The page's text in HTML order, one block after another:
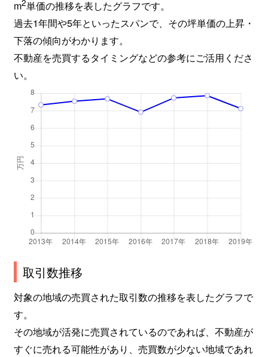
m2単価の推移を表したグラフです。
過去1年間や5年といったスパンで、その坪単価の上昇・
下落の傾向がわかります。
不動産を売買するタイミングなどの参考にご活用くださ
い。
取引数推移
対象の地域の売買された取引数の推移を表したグラフで
す。
その地域が活発に売買されているのであれば、不動産が
すぐに売れる可能性があり、売買数が少ない地域であれ